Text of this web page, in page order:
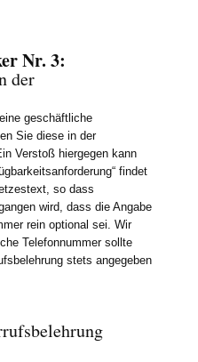
Nr. 3:
der
geschäftliche
Sie diese in der
Verstoß hiergegen kann
findet
so dass
wird, dass die Angabe
rein optional sei. Wir
Telefonnummer sollte
stets angegeben